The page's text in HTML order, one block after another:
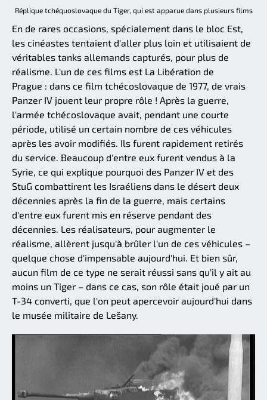
Réplique tchéquoslovaque du Tiger, qui est apparue dans plusieurs films
En de rares occasions, spécialement dans le bloc Est,
les cinéastes tentaient d'aller plus loin et utilisaient de
véritables tanks allemands capturés, pour plus de
réalisme. L'un de ces films est La Libération de
Prague : dans ce film tchécoslovaque de 1977, de vrais
Panzer IV jouent leur propre rôle ! Après la guerre,
l'armée tchécoslovaque avait, pendant une courte
période, utilisé un certain nombre de ces véhicules
après les avoir modifiés. Ils furent rapidement retirés
du service. Beaucoup d'entre eux furent vendus à la
Syrie, ce qui explique pourquoi des Panzer IV et des
StuG combattirent les Israéliens dans le désert deux
décennies après la fin de la guerre, mais certains
d'entre eux furent mis en réserve pendant des
décennies. Les réalisateurs, pour augmenter le
réalisme, allèrent jusqu'à brûler l'un de ces véhicules –
quelque chose d'impensable aujourd'hui. Et bien sûr,
aucun film de ce type ne serait réussi sans qu'il y ait au
moins un Tiger – dans ce cas, son rôle était joué par un
T-34 converti, que l'on peut apercevoir aujourd'hui dans
le musée militaire de Lešany.